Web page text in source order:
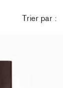
Trier par :